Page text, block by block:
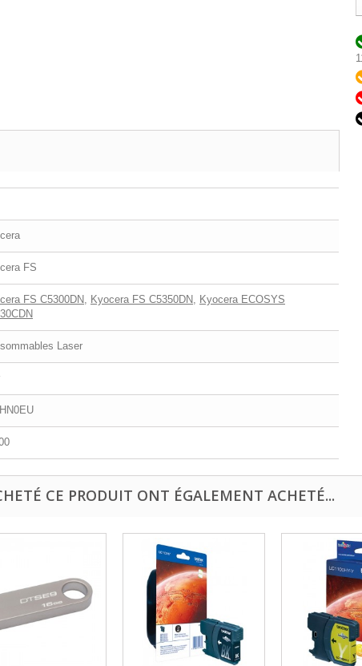
FS
FS C5300DN, Kyocera FS C5350DN, Kyocera ECOSYS
Laser
CE PRODUIT ONT ÉGALEMENT ACHETÉ...